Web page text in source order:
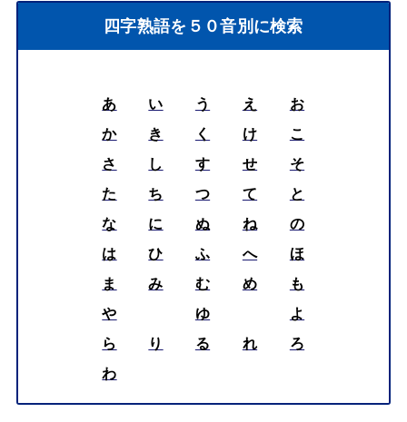
四字熟語を５０音別に検索
あ い う え
お
か
き く け
こ
さ
し す せ
そ
た
ち つ て
と
な
に ぬ ね
の
は
ひ ふ へ
ほ
ま
み む め
も
や
ゆ
よ
ら
り る れ
ろ
わ